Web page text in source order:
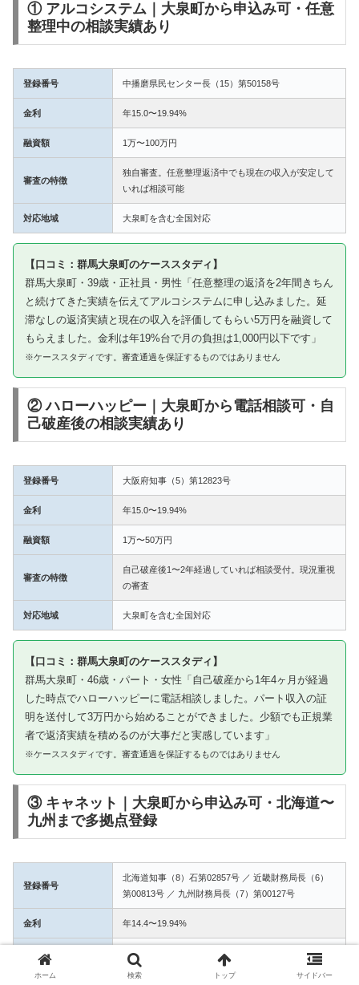
① アルコシステム｜大泉町から申込み可・任意
整理中の相談実績あり
登録番号 中播磨県民センター長（15）第50158号
金利 年15.0〜19.94%
融資額 1万〜100万円
審査の特徴
独自審査。任意整理返済中でも現在の収入が安定して
いれば相談可能
対応地域 大泉町を含む全国対応
【口コミ：群馬大泉町のケーススタディ】
群馬大泉町・39歳・正社員・男性「任意整理の返済を2年間きちん
と続けてきた実績を伝えてアルコシステムに申し込みました。延
滞なしの返済実績と現在の収入を評価してもらい5万円を融資して
もらえました。金利は年19%台で月の負担は1,000円以下です」
※ケーススタディです。審査通過を保証するものではありません
② ハローハッピー｜大泉町から電話相談可・自
己破産後の相談実績あり
登録番号 大阪府知事（5）第12823号
金利 年15.0〜19.94%
融資額 1万〜50万円
審査の特徴
自己破産後1〜2年経過していれば相談受付。現況重視
の審査
対応地域 大泉町を含む全国対応
【口コミ：群馬大泉町のケーススタディ】
群馬大泉町・46歳・パート・女性「自己破産から1年4ヶ月が経過
した時点でハローハッピーに電話相談しました。パート収入の証
明を送付して3万円から始めることができました。少額でも正規業
者で返済実績を積めるのが大事だと実感しています」
※ケーススタディです。審査通過を保証するものではありません
③ キャネット｜大泉町から申込み可・北海道〜
九州まで多拠点登録
登録番号
北海道知事（8）石第02857号 ／ 近畿財務局長（6）
第00813号 ／ 九州財務局長（7）第00127号
金利 年14.4〜19.94%
融資額 1万〜50万円
ホーム 検索 トップ サイドバー